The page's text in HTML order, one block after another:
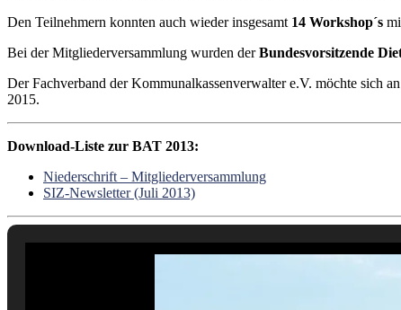
Den Teilnehmern konnten auch wieder insgesamt 14 Workshop´s
Bei der Mitgliederversammlung wurden derBundesvorsitzende
Der Fachverband der Kommunalkassenverwalter e.V. möchte sich
2015.
Download-Liste zur BAT 2013:
Niederschrift – Mitgliederversammlung
SIZ-Newsletter (Juli 2013)